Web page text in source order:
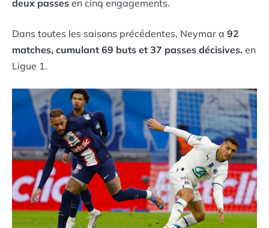
deux passes en cinq engagements.
Dans toutes les saisons précédentes, Neymar a 92
matches, cumulant 69 buts et 37 passes décisives. en
Ligue 1.